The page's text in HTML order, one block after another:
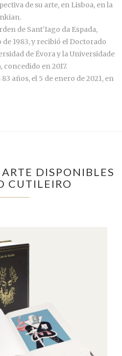
de su arte, en Lisboa, en la
de Sant'Iago da Espada,
1983, y recibió el Doctorado
de Évora y la Universidade
concedido en 2017.
años, el 5 de enero de 2021, en
DISPONIBLES
CUTILEIRO